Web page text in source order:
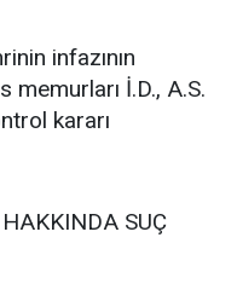
infazının
İ.D., A.S.
kararı
SUÇ